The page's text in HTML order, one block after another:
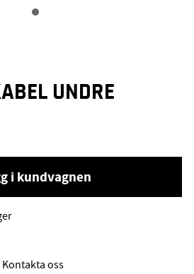
UNDRE
i kundvagnen
oss